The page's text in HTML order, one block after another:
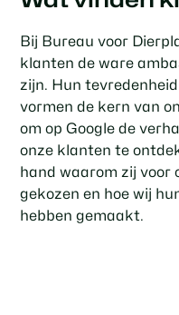
Bij Bureau voor
klanten de ware
zijn. Hun
vormen de kern van
om op Google de
onze klanten te
hand waarom zij voor
gekozen en hoe wij
hebben gemaakt.